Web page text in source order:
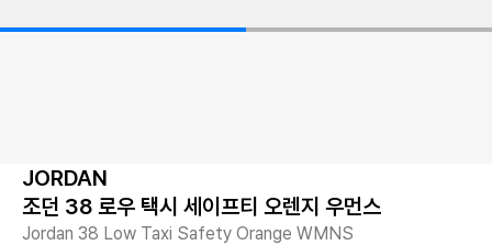
JORDAN
조던 38 로우 택시 세이프티 오렌지 우먼스
Jordan 38 Low Taxi Safety Orange WMNS